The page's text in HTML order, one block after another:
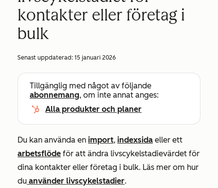
kontakter eller företag i
bulk
Senast uppdaterad: 15 januari 2026
Tillgänglig med något av följande
abonnemang, om inte annat anges:
Alla produkter och planer
Du kan använda en import, indexsida eller ett
arbetsflöde för att ändra livscykelstadievärdet för
dina kontakter eller företag i bulk. Läs mer om hur
du använder livscykelstadier.